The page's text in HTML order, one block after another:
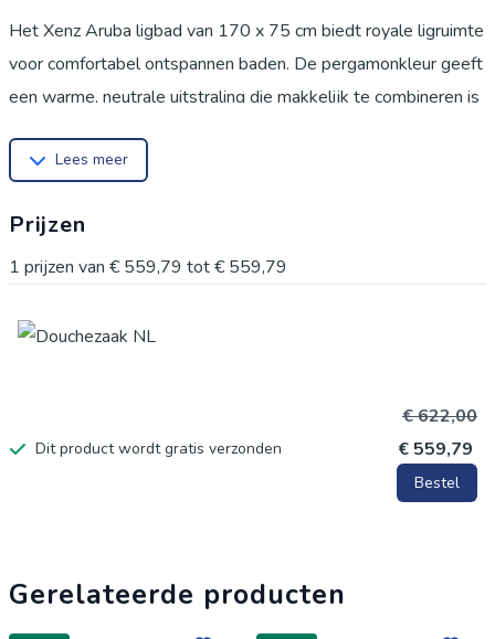
Het Xenz Aruba ligbad van 170 x 75 cm biedt royale ligruimte
voor comfortabel ontspannen baden. De pergamonkleur geeft
een warme, neutrale uitstraling die makkelijk te combineren is
efficiënte vormgeving past het bad zowel in kleine als ruime
gebruik.
Lees meer
Prijzen
1 prijzen van € 559,79 tot€ 559,79
Dit product wordt gratis verzonden
€ 622,00
€ 559,79
Bestel
Gerelateerde producten